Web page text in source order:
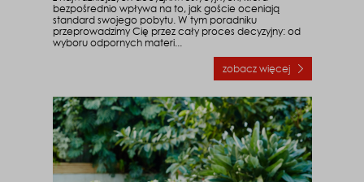
bezpośrednio wpływa na to, jak goście oceniają
standard swojego pobytu. W tym poradniku
przeprowadzimy Cię przez cały proces decyzyjny: od
wyboru odpornych materi...
zobacz więcejo Meble do hotelu –